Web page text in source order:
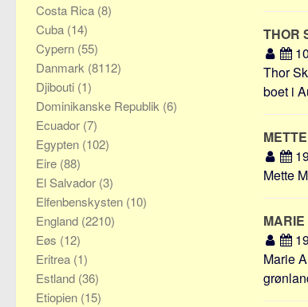
THOR
Thor
boet i
Mette
Marie
Costa Rica (8)
Cuba (14)
Cypern (55)
Danmark (8112)
Djibouti (1)
Dominikanske Republik (6)
Ecuador (7)
Egypten (102)
Eire (88)
El Salvador (3)
Elfenbenskysten (10)
England (2210)
Eøs (12)
Eritrea (1)
Estland (36)
Etiopien (15)